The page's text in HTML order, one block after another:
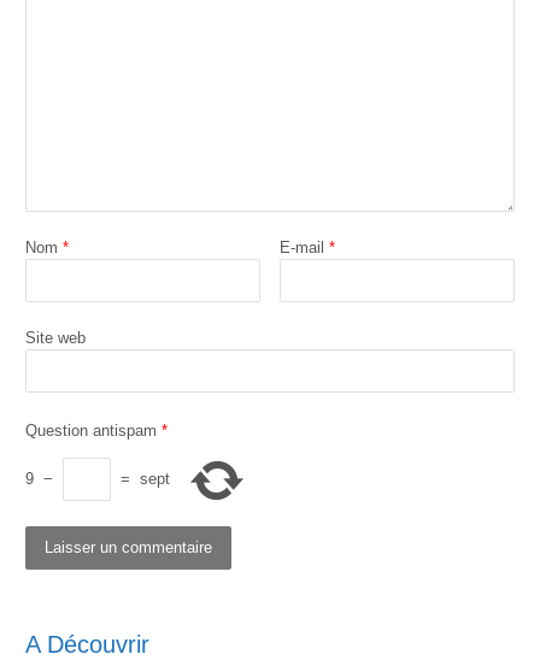
Nom * E-mail*
Site web
Question antispam *
9 − = sept
A Découvrir